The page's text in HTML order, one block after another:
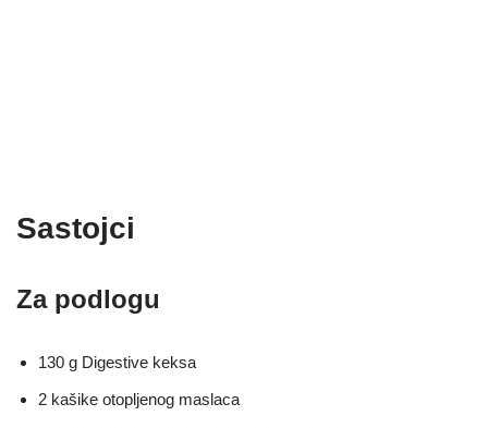
Sastojci
Za podlogu
130 g Digestive keksa
2 kašike otopljenog maslaca